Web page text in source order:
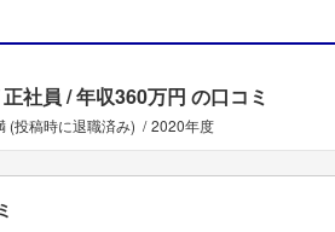
正社員 年収360万円 の口コミ
(投稿時に退職済み) 2020年度